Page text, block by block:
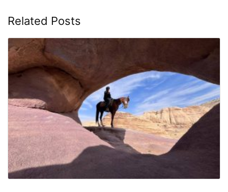
Related Posts